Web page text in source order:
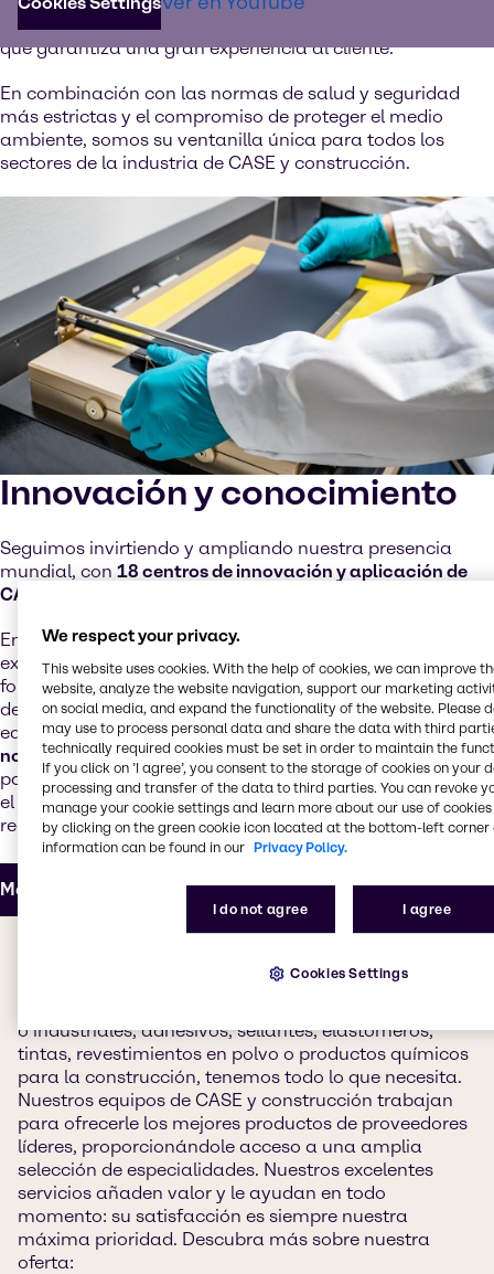
que garantiza una gran experiencia al cliente.
En combinación con las normas de salud y seguridad
más estrictas y el compromiso de proteger el medio
ambiente, somos su ventanilla única para todos los
sectores de la industria de CASE y construcción.
Innovación y conocimiento
Seguimos invirtiendo y ampliando nuestra presencia
mundial, con 18 centros de innovación y aplicación de
CASE y construcción
En estas modernas instalaciones trabajan nuestros
expertos técnicos, cuya extensa experiencia en
formulación ayuda a nuestros clientes y proveedores a
desarrollar productos de última generación. Nuestros
equipos técnicos ofrecenasistencia en cuestiones
normativa y de formulacióny personalizan los productos
para satisfacer las cambiantes tendencias del mercado,
el aumento de las prestaciones y unos objetivos de coste
realistas.
Más información sobre nuestro centro de innovación y
o industriales, adhesivos, sellantes, elastómeros,
tintas, revestimientos en polvo o productos químicos
para la construcción, tenemos todo lo que necesita.
Nuestros equipos de CASE y construcción trabajan
para ofrecerle los mejores productos de proveedores
líderes, proporcionándole acceso a una amplia
selección de especialidades. Nuestros excelentes
servicios añaden valor y le ayudan en todo
momento: su satisfacción es siempre nuestra
máxima prioridad. Descubra más sobre nuestra
oferta:
We respect your privacy.
This website uses cookies. With the help of cookies, we can improve
website, analyze the website navigation, support our marketing
on social media, and expand the functionality of the website. Please
may use to process personal data and share the data with third
technically required cookies must be set in order to maintain the
If you click on ’I agree’, you consent to the storage of cookies on your
processing and transfer of the data to third parties. You can revoke
manage your cookie settings and learn more about our use of cookies
by clicking on the green cookie icon located at the bottom-left corner
information can be found in our Privacy Policy.
I do not agree I agree
Cookies Settings